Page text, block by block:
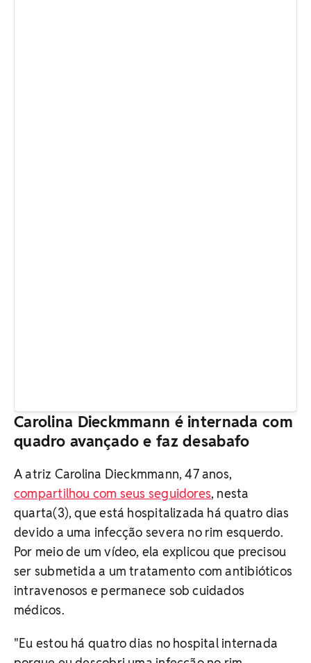
Carolina Dieckmmann é internada com
quadro avançado e faz desabafo
A atriz Carolina Dieckmmann, 47 anos,
compartilhou com seus seguidores, nesta
quarta(3), que está hospitalizada há quatro dias
devido a uma infecção severa no rim esquerdo.
Por meio de um vídeo, ela explicou que precisou
ser submetida a um tratamento com antibióticos
intravenosos e permanece sob cuidados
médicos.
"Eu estou há quatro dias no hospital internada